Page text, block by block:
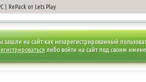
| RePack от Lets Play
на сайт как незарегистрированный
либо войти на сайт под своим